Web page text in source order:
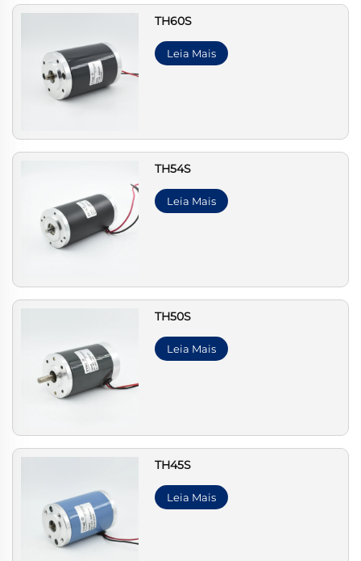
TH60S
Leia Mais
TH54S
Leia Mais
TH50S
Leia Mais
TH45S
Leia Mais